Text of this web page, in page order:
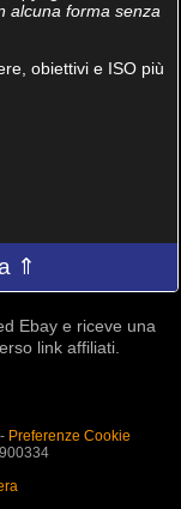
alcuna forma senza
obiettivi e ISO più
⇑
Ebay e riceve una
link affiliati.
Preferenze Cookie